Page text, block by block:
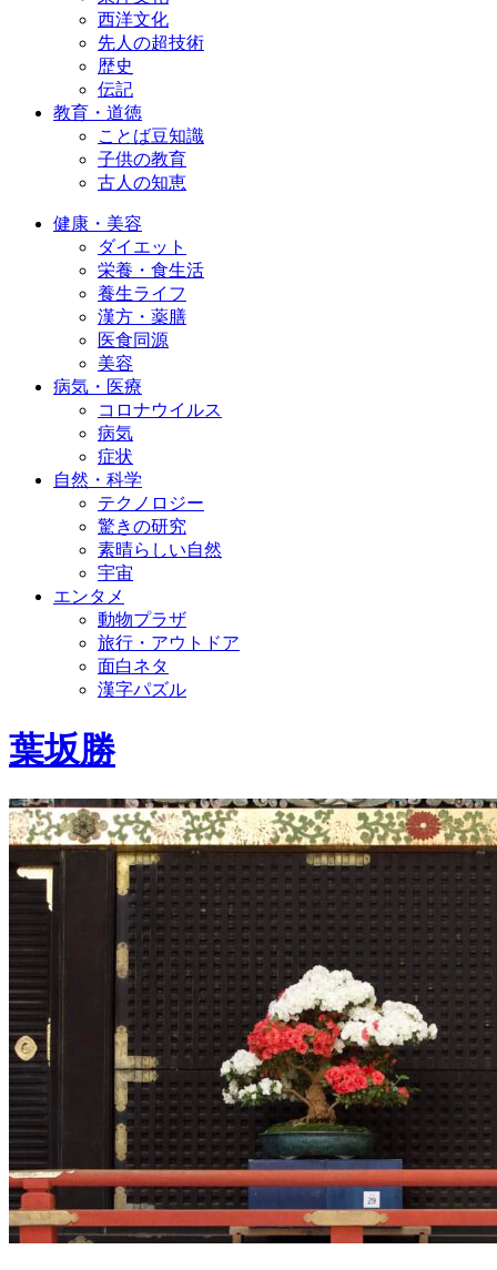
西洋文化
先人の超技術
歴史
伝記
教育・道徳
ことば豆知識
子供の教育
古人の知恵
健康・美容
ダイエット
栄養・食生活
養生ライフ
漢方・薬膳
医食同源
美容
病気・医療
コロナウイルス
病気
症状
自然・科学
テクノロジー
驚きの研究
素晴らしい自然
宇宙
エンタメ
動物プラザ
旅行・アウトドア
面白ネタ
漢字パズル
葉坂勝